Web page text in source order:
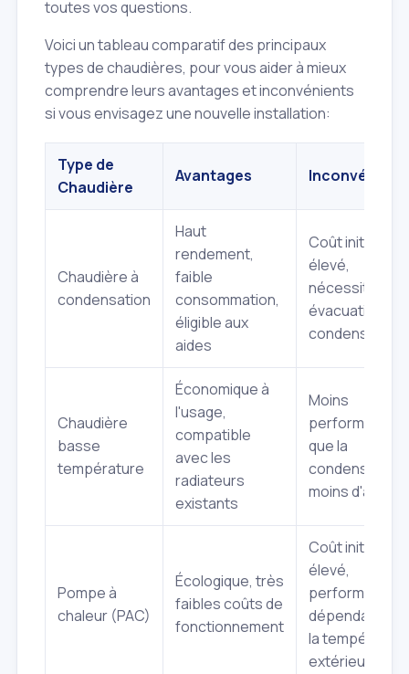
toutes vos questions.
Voici un tableau comparatif des principaux
types de chaudières, pour vous aider à mieux
comprendre leurs avantages et inconvénients
si vous envisagez une nouvelle installation:
Type de
Chaudière
Avantages
Chaudière à
condensation
Haut
rendement,
faible
consommation,
éligible aux
aides
Coût initial plus
élevé,
nécessite une
évacuation
condensats
Chaudière
basse
température
Économique à
l'usage,
compatible
avec les
radiateurs
existants
Moins
performante
que la
condensation,
moins d'aides
Pompe à
chaleur (PAC)
Écologique, très
faibles coûts de
fonctionnement
Coût initial
élevé,
performance
dépendante
la température
extérieure